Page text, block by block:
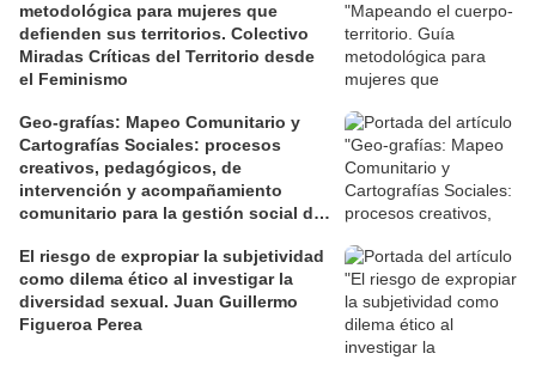
metodológica para mujeres que
defienden sus territorios. Colectivo
Miradas Críticas del Territorio desde
el Feminismo
Geo-grafías: Mapeo Comunitario y
Cartografías Sociales: procesos
creativos, pedagógicos, de
intervención y acompañamiento
comunitario para la gestión social de
El riesgo de expropiar la subjetividad
como dilema ético al investigar la
diversidad sexual. Juan Guillermo
Figueroa Perea